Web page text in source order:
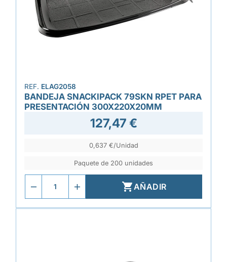
REF. ELAG2058
BANDEJA SNACKIPACK 79SKN RPET PARA
PRESENTACIÓN 300X220X20MM
127,47 €
0,637 €/Unidad
Paquete de 200 unidades
AÑADIR